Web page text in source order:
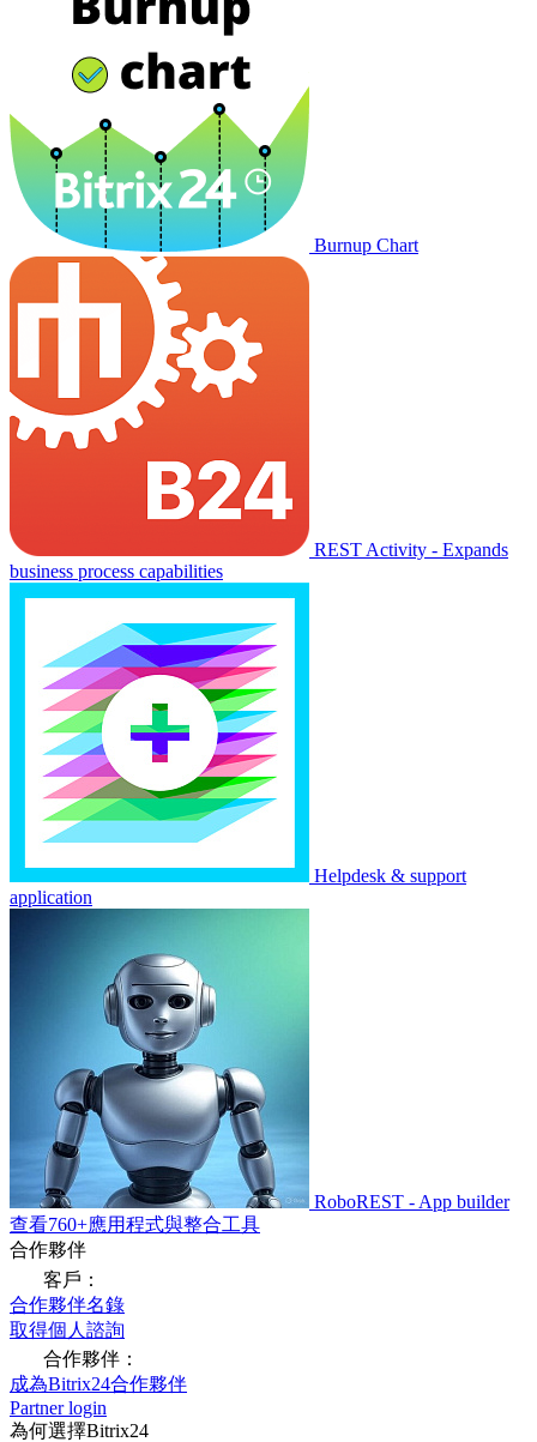
Burnup Chart
REST Activity - Expands
business process capabilities
Helpdesk & support
application
RoboREST - App builder
查看760+應用程式與整合工具
合作夥伴
客戶：
合作夥伴名錄
取得個人諮詢
合作夥伴：
成為Bitrix24合作夥伴
Partner login
為何選擇Bitrix24